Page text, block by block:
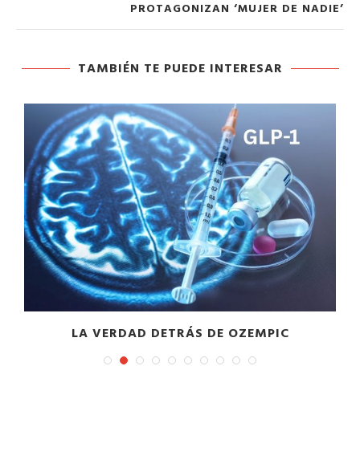
PROTAGONIZAN ‘MUJER DE NADIE’
TAMBIÉN TE PUEDE INTERESAR
LA VERDAD DETRÁS DE OZEMPIC